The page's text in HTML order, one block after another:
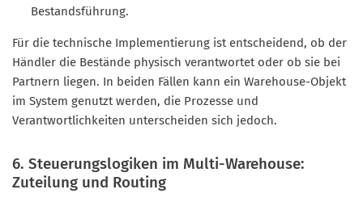
Bestandsführung.
Für die technische Implementierung ist entscheidend, ob der
Händler die Bestände physisch verantwortet oder ob sie bei
Partnern liegen. In beiden Fällen kann ein Warehouse-Objekt
im System genutzt werden, die Prozesse und
Verantwortlichkeiten unterscheiden sich jedoch.
6. Steuerungslogiken im Multi-Warehouse:
Zuteilung und Routing